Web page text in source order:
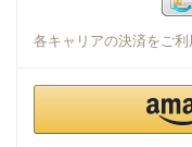
各キャリアの決済をご利